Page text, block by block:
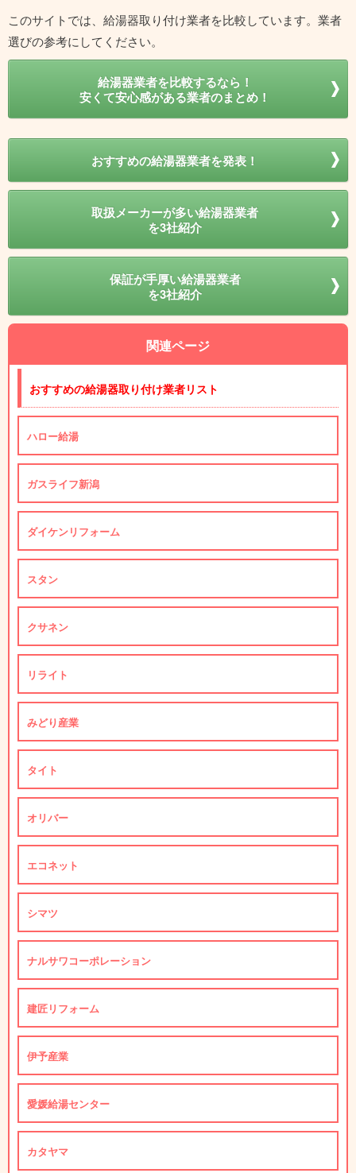
このサイトでは、給湯器取り付け業者を比較しています。業者
選びの参考にしてください。
給湯器業者を比較するなら！
安くて安心感がある業者のまとめ！
おすすめの給湯器業者を発表！
取扱メーカーが多い給湯器業者
を3社紹介
保証が手厚い給湯器業者
を3社紹介
関連ページ
おすすめの給湯器取り付け業者リスト
ハロー給湯
ガスライフ新潟
ダイケンリフォーム
スタン
クサネン
リライト
みどり産業
タイト
オリバー
エコネット
シマツ
ナルサワコーポレーション
建匠リフォーム
伊予産業
愛媛給湯センター
カタヤマ